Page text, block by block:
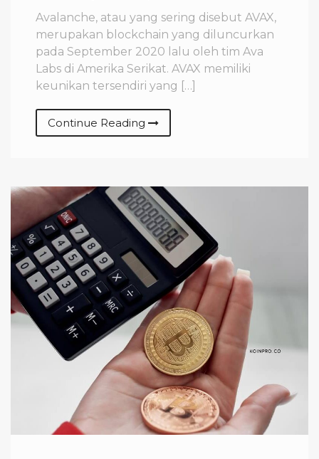
Avalanche, atau yang sering disebut AVAX,
merupakan blockchain yang diluncurkan
pada September 2020 lalu oleh tim Ava
Labs di Amerika Serikat. AVAX memiliki
keunikan tersendiri yang […]
Continue Reading